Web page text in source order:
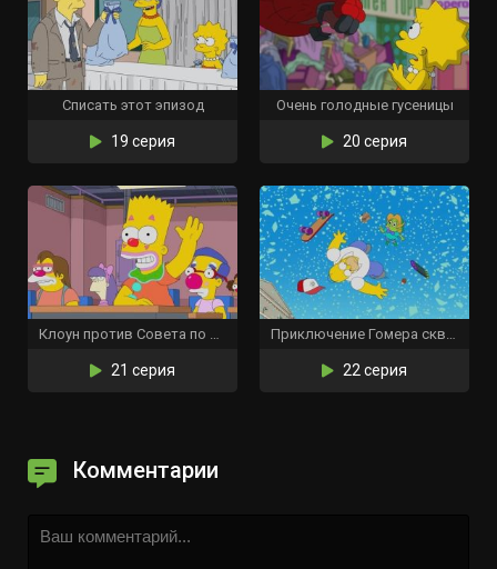
Списать этот эпизод
19 серия
Очень голодные гусеницы
20 серия
Клоун против Совета по образованию
21 серия
Приключение Гомера сквозь ветровое стекло
22 серия
Комментарии